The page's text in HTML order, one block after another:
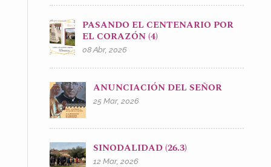
PASANDO EL CENTENARIO POR
EL CORAZÓN (4)
08 Abr, 2026
ANUNCIACIÓN DEL SEÑOR
25 Mar, 2026
SINODALIDAD (26.3)
12 Mar, 2026